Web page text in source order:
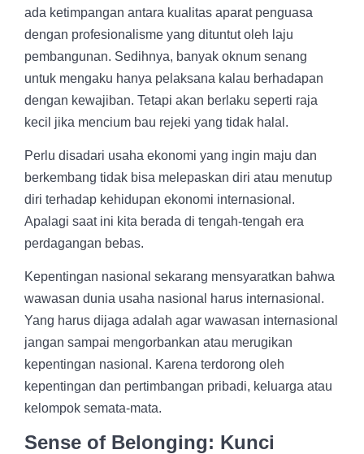
ada ketimpangan antara kualitas aparat penguasa
dengan profesionalisme yang dituntut oleh laju
pembangunan. Sedihnya, banyak oknum senang
untuk mengaku hanya pelaksana kalau berhadapan
dengan kewajiban. Tetapi akan berlaku seperti raja
kecil jika mencium bau rejeki yang tidak halal.
Perlu disadari usaha ekonomi yang ingin maju dan
berkembang tidak bisa melepaskan diri atau menutup
diri terhadap kehidupan ekonomi internasional.
Apalagi saat ini kita berada di tengah-tengah era
perdagangan bebas.
Kepentingan nasional sekarang mensyaratkan bahwa
wawasan dunia usaha nasional harus internasional.
Yang harus dijaga adalah agar wawasan internasional
jangan sampai mengorbankan atau merugikan
kepentingan nasional. Karena terdorong oleh
kepentingan dan pertimbangan pribadi, keluarga atau
kelompok semata-mata.
Sense of Belonging: Kunci